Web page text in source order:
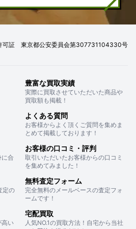
可証 東京都公安委員会第307731104330号
豊富な買取実績
実際に買取させていただいた商品や
買取額も掲載！
よくある質問
お客様からよく頂くご質問を集めま
とめて掲載しております！
合
お客様の口コミ・評判
取引いただいたお客様からの口コミ
を集めてみました！
定の
無料査定フォーム
完全無料のメールベースの査定フォ
ームです！
高い
宅配買取
人気NO.1の買取方法！自宅から当社